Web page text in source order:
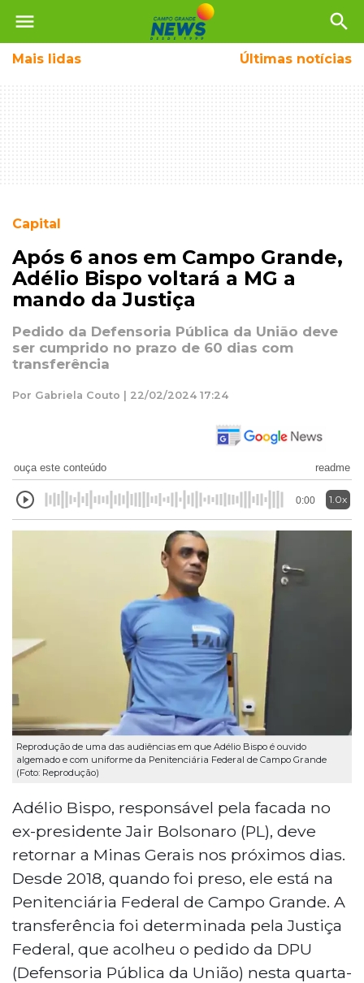
menu search
Mais lidas Últimas notícias
Capital
Após 6 anos em Campo Grande,
Adélio Bispo voltará a MG a
mando da Justiça
Pedido da Defensoria Pública da União deve
ser cumprido no prazo de 60 dias com
transferência
Por Gabriela Couto | 22/02/2024 17:24
ouça este conteúdo readme
0:00 1.0x
Reprodução de uma das audiências em que Adélio Bispo é ouvido
algemado e com uniforme da Penitenciária Federal de Campo Grande
(Foto: Reprodução)
Adélio Bispo, responsável pela facada no
ex-presidente Jair Bolsonaro (PL), deve
retornar a Minas Gerais nos próximos dias.
Desde 2018, quando foi preso, ele está na
Penitenciária Federal de Campo Grande. A
transferência foi determinada pela Justiça
Federal, que acolheu o pedido da DPU
(Defensoria Pública da União) nesta quarta-